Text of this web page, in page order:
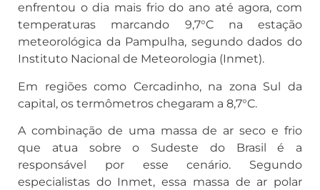
enfrentou o dia mais frio do ano até agora, com
temperaturas marcando 9,7°C na estação
meteorológica da Pampulha, segundo dados do
Instituto Nacional de Meteorologia (Inmet).
Em regiões como Cercadinho, na zona Sul da
capital, os termômetros chegaram a 8,7°C.
A combinação de uma massa de ar seco e frio
que atua sobre o Sudeste do Brasil é a
responsável por esse cenário. Segundo
especialistas do Inmet, essa massa de ar polar